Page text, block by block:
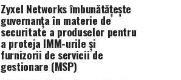
Zyxel Networks îmbunătățește
guvernanța în materie de
securitate a produselor pentru
a proteja IMM-urile și
furnizorii de servicii de
gestionare (MSP)